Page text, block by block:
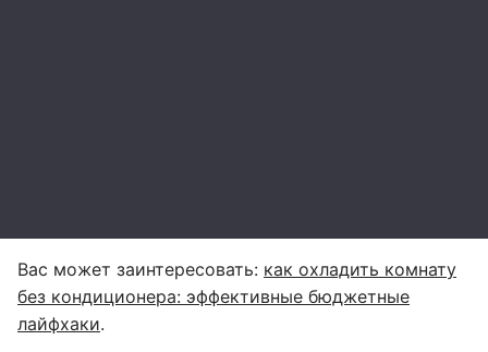
Вас может заинтересовать: как охладить комнату
без кондиционера: эффективные бюджетные
лайфхаки.